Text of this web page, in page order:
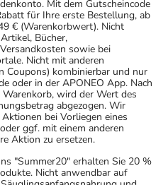
Mit dem Gutscheincode
für Ihre erste Bestellung, ab
€ (Warenkorbwert). Nicht
Bücher,
sowie bei
Nicht mit anderen
Coupons) kombinierbar und nur
oder in der APONEO App. Nach
Warenkorb, wird der Wert des
abgezogen. Wir
bei Vorliegen eines
ggf. mit einem anderen
Aktion zu ersetzen.
"Summer20" erhalten Sie 20 %
Nicht anwendbar auf